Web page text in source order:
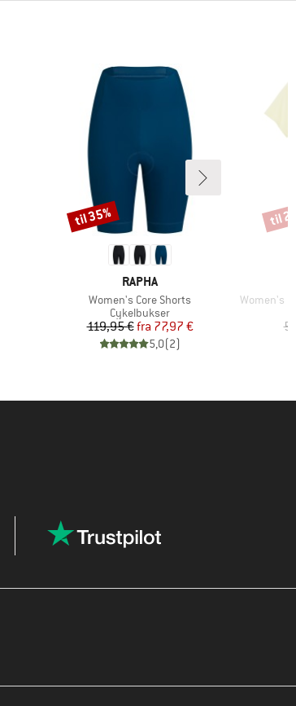
MÆRKE
RAPHA
Artikel
Women's Core Shorts
Produktgruppe
Cykelbukser
Pris
119,95 € Nedsat pris
fra 77,97 €
5,0(2)
Rabat
til 35%
Artikel
Women's
Rabat
til